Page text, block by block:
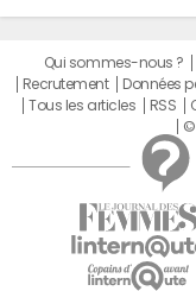
Qui sommes-nous ?
Recrutement
Données
Tous les articles
RSS
©